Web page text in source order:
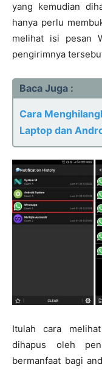
yang kemudian
hanya perlu
melihat isi pesan
pengirimnya
Baca Juga :
Cara
Laptop dan
Itulah cara
dihapus oleh
bermanfaat bagi